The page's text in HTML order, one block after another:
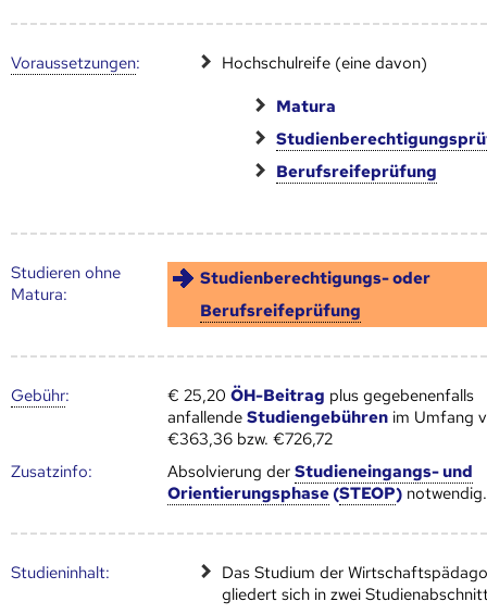
Voraus­setzungen: Hochschulreife (eine davon)
Matura
Berufsreifeprüfung
Studieren ohne
Matura:
Studienberechtigungs- oder
Berufsreifeprüfung
Gebühr: € 25,20ÖH-Beitrag plus gegebenenfalls
anfallendeStudiengebühren im Umfang
€363,36 bzw. €726,72
Zusatz­info:
Absolvierung derStudieneingangs- und
Orientierungsphase (STEOP) notwendig.
Studien­inhalt:
Das Studium der
gliedert sich in zwei